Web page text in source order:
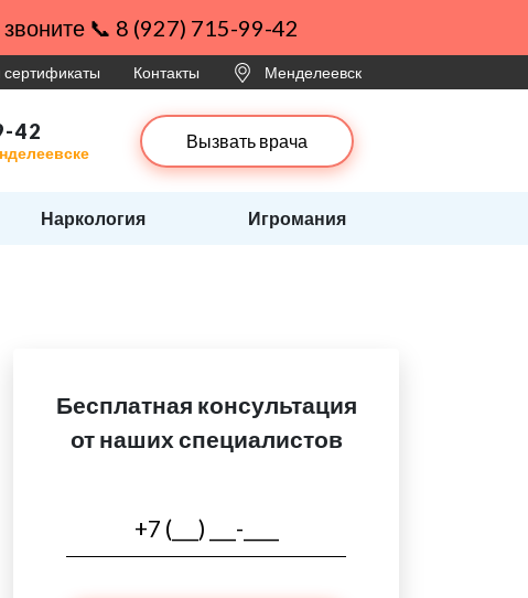
📞 8 (927) 715-99-42
сертификаты Контакты Менделеевск
42 Вызвать врача
Наркология Игромания
Бесплатная консультация
от наших специалистов